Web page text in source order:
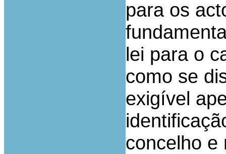
para os
lei para o
como se
exigível
concelho e